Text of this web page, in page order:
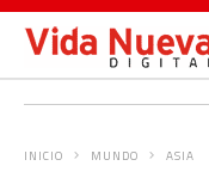
INICIO MUNDO ASIA